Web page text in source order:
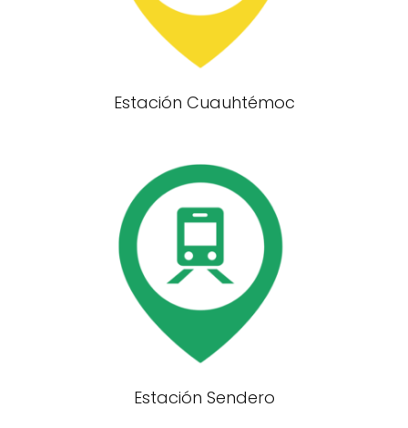
Estación Cuauhtémoc
Estación Sendero